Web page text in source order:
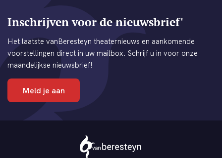
Inschrijven voor de nieuwsbrief'
Het laatste vanBeresteyn theaternieuws en aankomende
voorstellingen direct in uw mailbox. Schrijf u in voor onze
maandelijkse nieuwsbrief!
Meld je aan
Theater